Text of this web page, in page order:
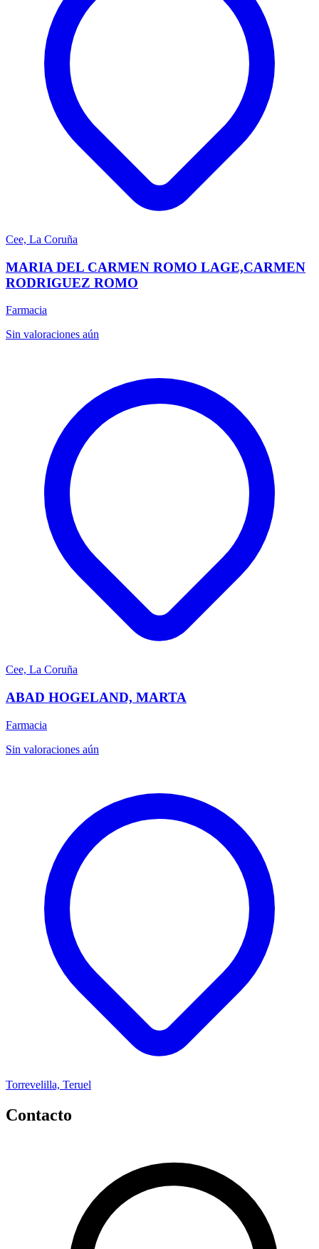
Cee, La Coruña
MARIA DEL CARMEN ROMO LAGE,CARMEN
RODRIGUEZ ROMO
Farmacia
Sin valoraciones aún
Cee, La Coruña
ABAD HOGELAND, MARTA
Farmacia
Sin valoraciones aún
Torrevelilla, Teruel
Contacto